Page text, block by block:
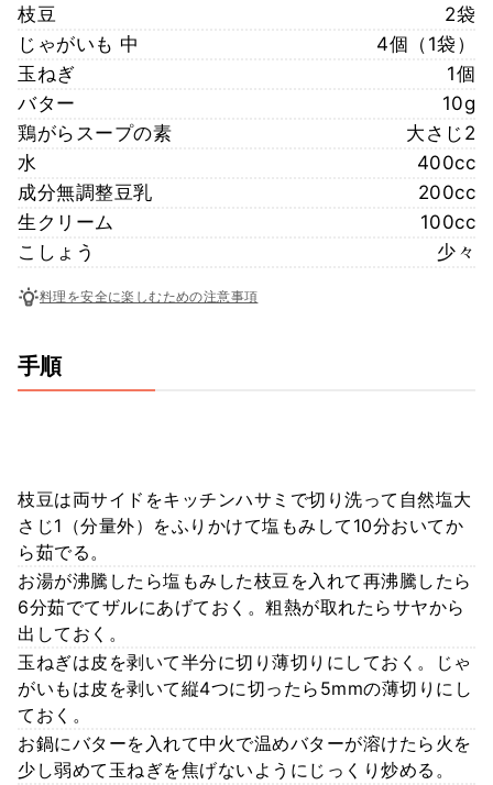
枝豆
2袋
じゃがいも 中
4個（1袋）
玉ねぎ
1個
バター
10g
鶏がらスープの素
大さじ2
水
400cc
成分無調整豆乳
200cc
生クリーム
100cc
こしょう
少々
料理を安全に楽しむための注意事項
手順
枝豆は両サイドをキッチンハサミで切り洗って自然塩大
さじ1（分量外）をふりかけて塩もみして10分おいてか
ら茹でる。
お湯が沸騰したら塩もみした枝豆を入れて再沸騰したら
6分茹でてザルにあげておく。粗熱が取れたらサヤから
出しておく。
玉ねぎは皮を剥いて半分に切り薄切りにしておく。じゃ
がいもは皮を剥いて縦4つに切ったら5mmの薄切りにし
ておく。
お鍋にバターを入れて中火で温めバターが溶けたら火を
少し弱めて玉ねぎを焦げないようにじっくり炒める。